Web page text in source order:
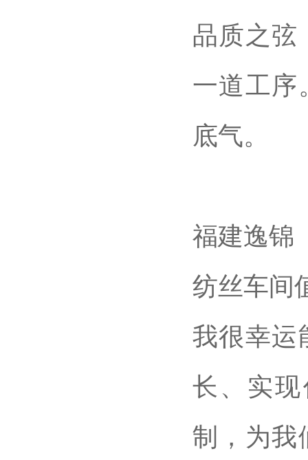
品质之弦
一道工序
底气。
福建逸锦
纺丝车间
我很幸运
长、实
制，为我